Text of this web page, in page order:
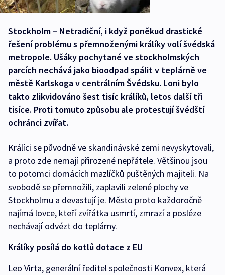
Stockholm – Netradiční, i když poněkud drastické
řešení problému s přemnoženými králíky volí švédská
metropole. Ušáky pochytané ve stockholmských
parcích nechává jako bioodpad spálit v teplárně ve
městě Karlskoga v centrálním Švédsku. Loni bylo
takto zlikvidováno šest tisíc králíků, letos další tři
tisíce. Proti tomuto způsobu ale protestují švédští
ochránci zvířat.
Králíci se původně ve skandinávské zemi nevyskytovali,
a proto zde nemají přirozené nepřátele. Většinou jsou
to potomci domácích mazlíčků puštěných majiteli. Na
svobodě se přemnožili, zaplavili zelené plochy ve
Stockholmu a devastují je. Město proto každoročně
najímá lovce, kteří zvířátka usmrtí, zmrazí a posléze
nechávají odvézt do teplárny.
Králíky posílá do kotlů dotace z EU
Leo Virta, generální ředitel společnosti Konvex, která